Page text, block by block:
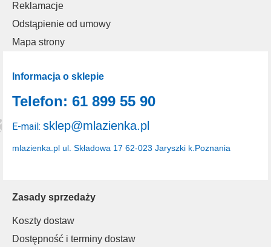
Reklamacje
Odstąpienie od umowy
Mapa strony
Zasady sprzedaży
Koszty dostaw
Dostępność i terminy dostaw
Informacja o sklepie
mlazienka.pl ul. Składowa 17 62-023 Jaryszki k.Poznania
Telefon: 61 899 55 90
E-mail: sklep@mlazienka.pl